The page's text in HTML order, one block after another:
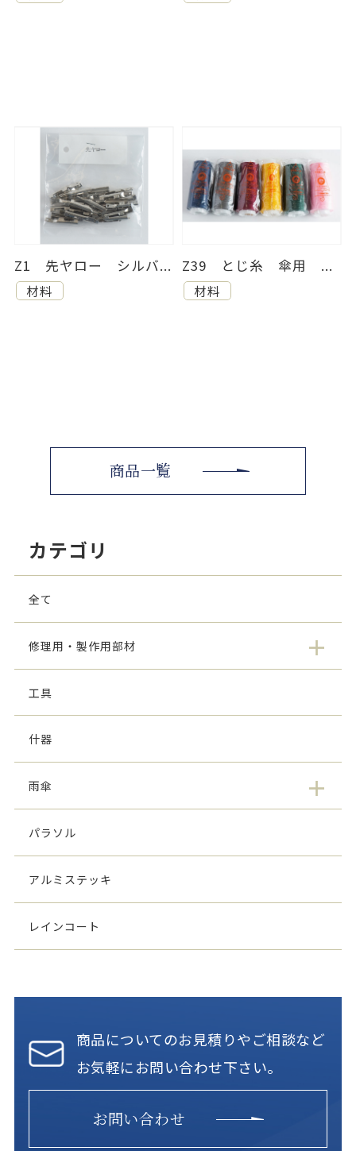
カテゴリ
全て
修理用・製作用部材
工具
什器
雨傘
パラソル
アルミステッキ
レインコート
Z1 先ヤロー シルバ...
材料
Z39 とじ糸 傘用 ...
材料
商品一覧
商品についてのお見積りやご相談など
お気軽にお問い合わせ下さい。
お問い合わせ